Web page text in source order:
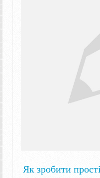
Як зробити